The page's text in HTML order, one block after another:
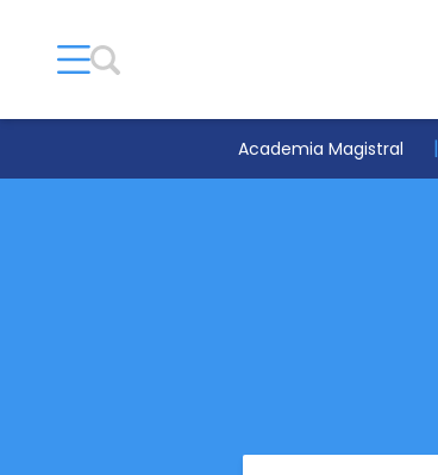
Academia Magistral